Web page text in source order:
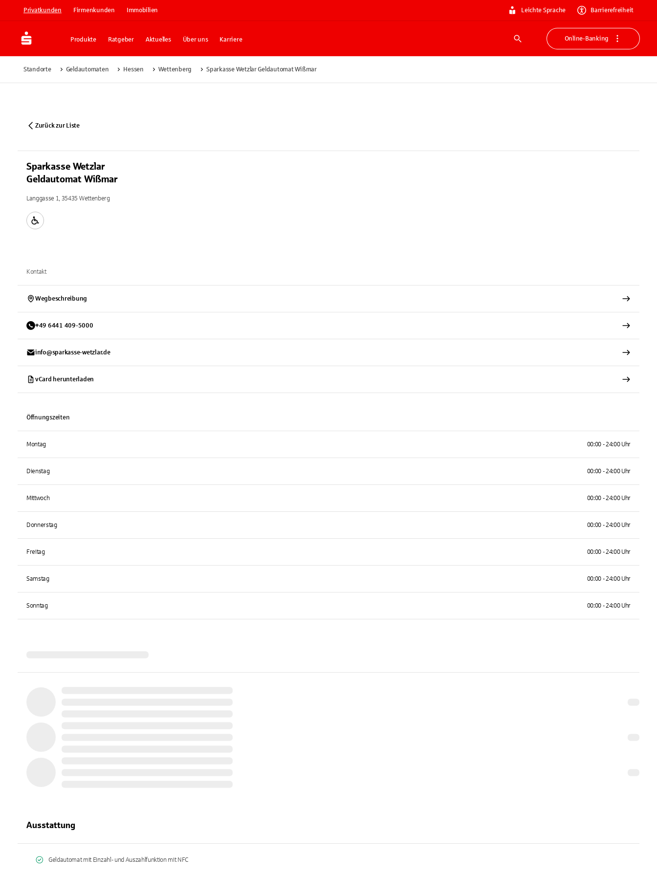
Privatkunden Firmenkunden Immobilien Leichte Sprache Barrierefreiheit
Produkte Ratgeber Aktuelles Über uns Karriere
Suche
Online-Banking
Standorte Geldautomaten Hessen Wettenberg Sparkasse Wetzlar Geldautomat Wißmar
Zurück zur Liste
Sparkasse Wetzlar
Geldautomat Wißmar
Langgasse 1, 35435 Wettenberg
Kontakt
Wegbeschreibung
+49 6441 409-5000
info@sparkasse-wetzlar.de
vCard herunterladen
Öffnungszeiten
Montag 00:00 - 24:00 Uhr
Dienstag 00:00 - 24:00 Uhr
Mittwoch 00:00 - 24:00 Uhr
Donnerstag 00:00 - 24:00 Uhr
Freitag 00:00 - 24:00 Uhr
Samstag 00:00 - 24:00 Uhr
Sonntag 00:00 - 24:00 Uhr
Ausstattung
Geldautomat mit Einzahl- und Auszahlfunktion mit NFC